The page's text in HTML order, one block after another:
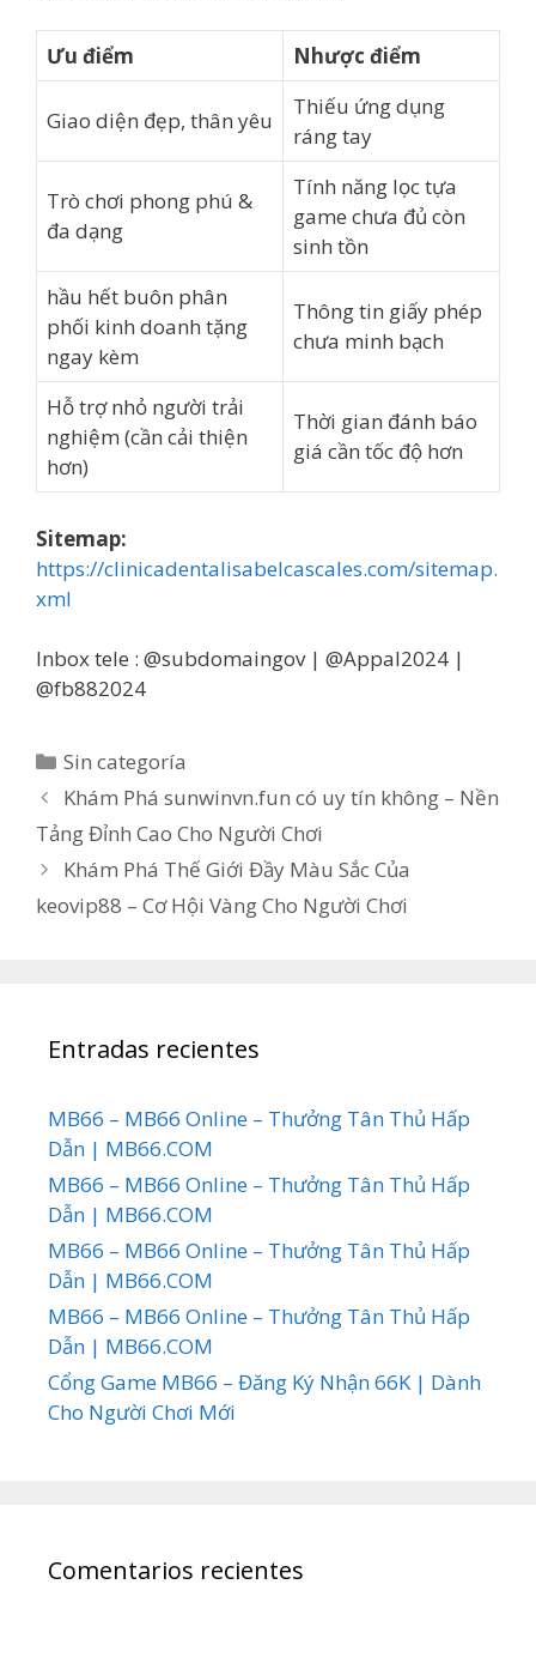
Ưu điểm Nhược điểm
Giao diện đẹp, thân yêu
Thiếu ứng dụng
ráng tay
Trò chơi phong phú &
đa dạng
Tính năng lọc tựa
game chưa đủ còn
sinh tồn
hầu hết buôn phân
phối kinh doanh tặng
ngay kèm
Thông tin giấy phép
chưa minh bạch
Hỗ trợ nhỏ người trải
nghiệm (cần cải thiện
hơn)
Thời gian đánh báo
giá cần tốc độ hơn
Sitemap:
https://clinicadentalisabelcascales.com/sitemap.
xml
Inbox tele : @subdomaingov | @Appal2024 |
@fb882024
Categorías
Sin categoría
Khám Phá sunwinvn.fun có uy tín không – Nền
Tảng Đỉnh Cao Cho Người Chơi
Khám Phá Thế Giới Đầy Màu Sắc Của
keovip88 – Cơ Hội Vàng Cho Người Chơi
Entradas recientes
MB66 – MB66 Online – Thưởng Tân Thủ Hấp
Dẫn | MB66.COM
MB66 – MB66 Online – Thưởng Tân Thủ Hấp
Dẫn | MB66.COM
MB66 – MB66 Online – Thưởng Tân Thủ Hấp
Dẫn | MB66.COM
MB66 – MB66 Online – Thưởng Tân Thủ Hấp
Dẫn | MB66.COM
Cổng Game MB66 – Đăng Ký Nhận 66K | Dành
Cho Người Chơi Mới
Comentarios recientes